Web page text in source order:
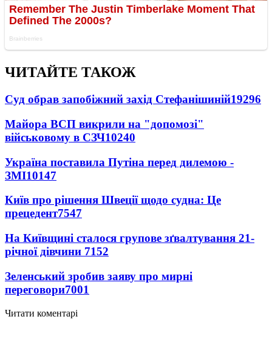
ЧИТАЙТЕ ТАКОЖ
Суд обрав запобіжний захід Стефанішиній19296
Майора ВСП викрили на "допомозі"
військовому в СЗЧ10240
Україна поставила Путіна перед дилемою -
ЗМІ10147
Київ про рішення Швеції щодо судна: Це
прецедент7547
На Київщині сталося групове зґвалтування 21-
річної дівчини 7152
Зеленський зробив заяву про мирні
переговори7001
Читати коментарі